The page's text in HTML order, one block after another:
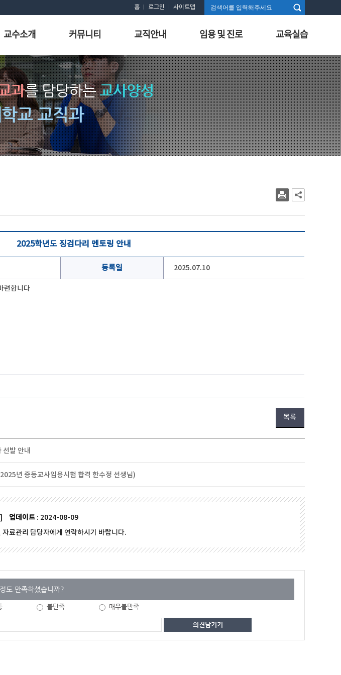
홈 로그인 사이트맵
교수소개 커뮤니티 교직안내 임용 및 진로 교육실습
과를 담당하는교사양성
교 교직과
2025학년도 징검다리 멘토링 안내
등록일 2025.07.10
련합니다
목록
발 안내
년 증등교사임용시험 합격 한수정 선생님)
업데이트 : 2024-08-09
료관리 담당자에게 연락하시기 바랍니다.
도 만족하셨습니까?
불만족 매우불만족